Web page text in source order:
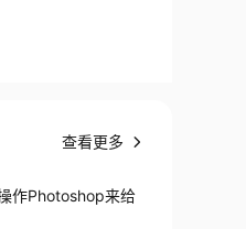
查看更多
作Photoshop来给